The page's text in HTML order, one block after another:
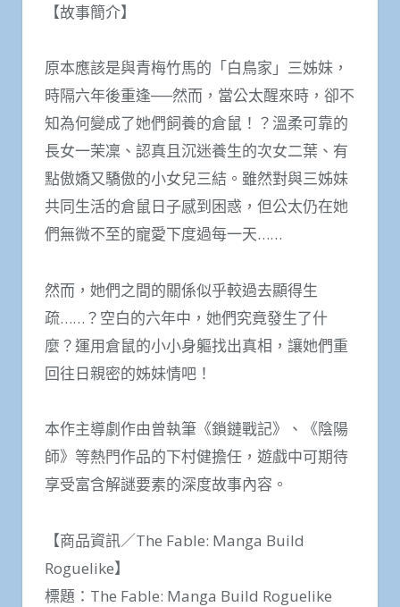
【故事簡介】
原本應該是與青梅竹馬的「白鳥家」三姊妹，
時隔六年後重逢──然而，當公太醒來時，卻不
知為何變成了她們飼養的倉鼠！？溫柔可靠的
長女一茉凜、認真且沉迷養生的次女二葉、有
點傲嬌又驕傲的小女兒三結。雖然對與三姊妹
共同生活的倉鼠日子感到困惑，但公太仍在她
們無微不至的寵愛下度過每一天……
然而，她們之間的關係似乎較過去顯得生
疏……？空白的六年中，她們究竟發生了什
麼？運用倉鼠的小小身軀找出真相，讓她們重
回往日親密的姊妹情吧！
本作主導劇作由曾執筆《鎖鏈戰記》、《陰陽
師》等熱門作品的下村健擔任，遊戲中可期待
享受富含解謎要素的深度故事內容。
【商品資訊／The Fable: Manga Build
Roguelike】
標題：The Fable: Manga Build Roguelike